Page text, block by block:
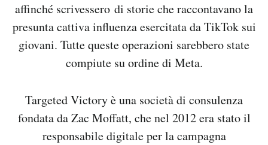
affinché scrivessero di storie che raccontavano la
presunta cattiva influenza esercitata da TikTok sui
giovani. Tutte queste operazioni sarebbero state
compiute su ordine di Meta.
Targeted Victory è una società di consulenza
fondata da Zac Moffatt, che nel 2012 era stato il
responsabile digitale per la campagna